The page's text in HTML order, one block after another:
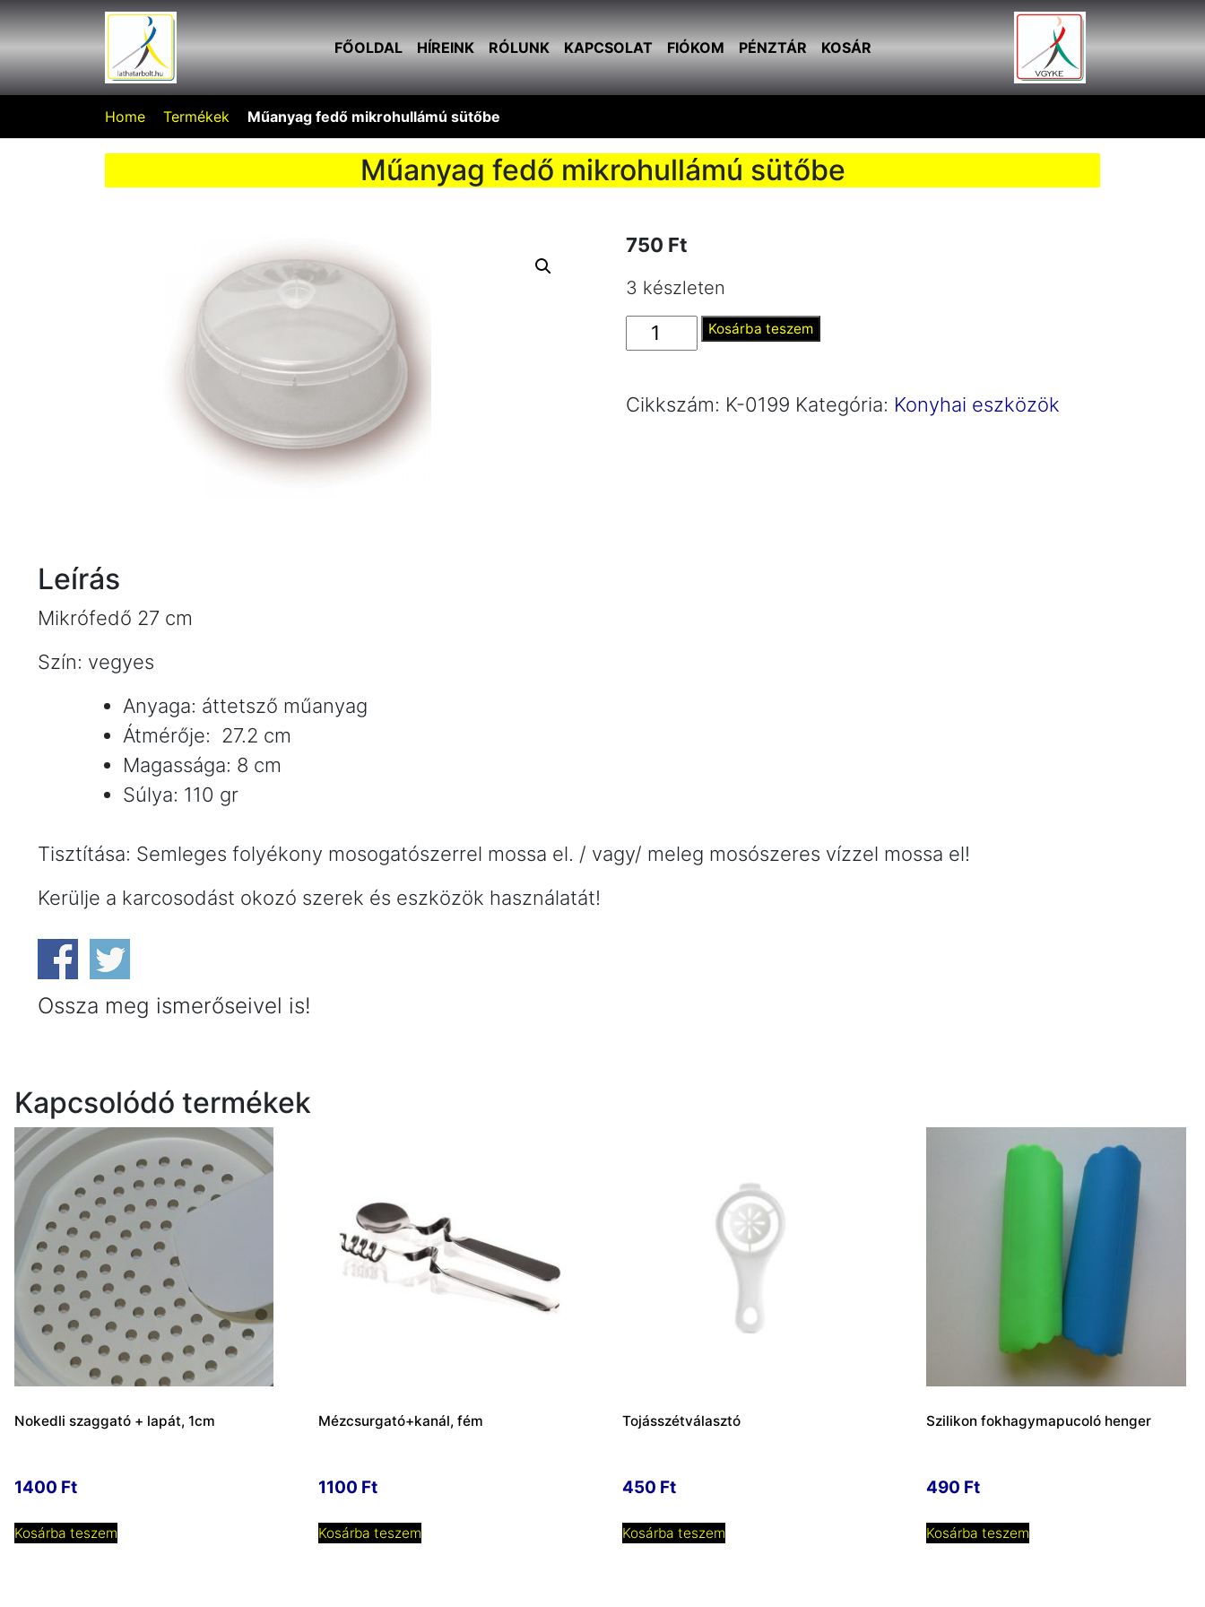
FŐOLDAL HÍREINK RÓLUNK KAPCSOLAT FIÓKOM PÉNZTÁR KOSÁR
Home Termékek Műanyag fedő mikrohullámú sütőbe
Műanyag fedő mikrohullámú sütőbe
750 Ft
3 készleten
Műanyag
fedő
sütőbe
Kosárba teszem
Cikkszám: K-0199 Kategória: Konyhai eszközök
Leírás
Mikrófedő 27 cm
Szín: vegyes
Anyaga: áttetsző műanyag
Átmérője: 27.2 cm
Magassága: 8 cm
Súlya: 110 gr
Tisztítása: Semleges folyékony mosogatószerrel mossa el. / vagy/ meleg mosószeres vízzel mossa el!
Kerülje a karcosodást okozó szerek és eszközök használatát!
Ossza meg ismerőseivel is!
Kapcsolódó termékek
Nokedli szaggató + lapát, 1cm
1400 Ft
Kosárba teszem
Mézcsurgató+kanál, fém
1100 Ft
Kosárba teszem
Tojásszétválasztó
450 Ft
Kosárba teszem
Szilikon fokhagymapucoló henger
490 Ft
Kosárba teszem